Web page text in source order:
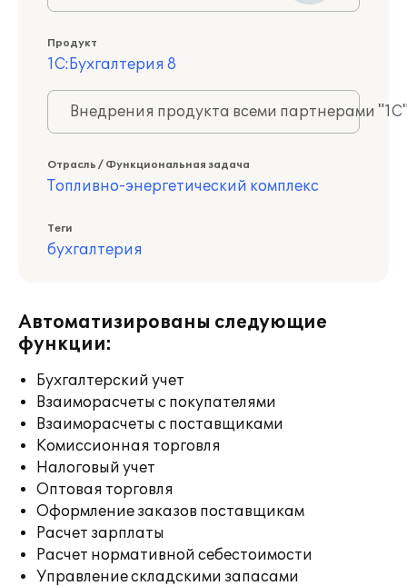
Продукт
1С:Бухгалтерия 8
Внедрения продукта всеми партнерами
Отрасль / Функциональная задача
Топливно-энергетический комплекс
Теги
бухгалтерия
Автоматизированы следующие
функции:
Бухгалтерский учет
Взаиморасчеты с покупателями
Взаиморасчеты с поставщиками
Комиссионная торговля
Налоговый учет
Оптовая торговля
Оформление заказов поставщикам
Расчет зарплаты
Расчет нормативной себестоимости
Управление складскими запасами